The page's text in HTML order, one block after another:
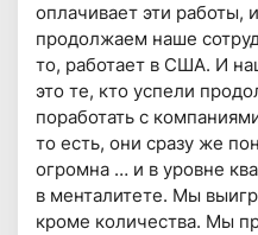
оплачивает эти работы,
продолжаем наше
то, работает в США. И
это те, кто успели
поработать с
то есть, они сразу же
огромна … и в уровне
в менталитете. Мы
кроме количества. Мы